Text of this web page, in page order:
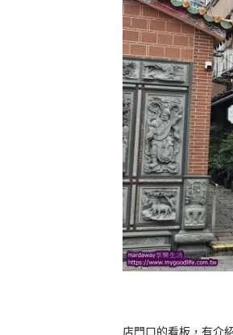
店門口的看板，有介